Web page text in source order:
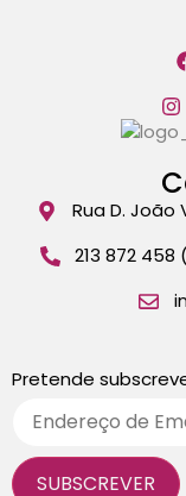
Rua D. João
213 872
Pretende